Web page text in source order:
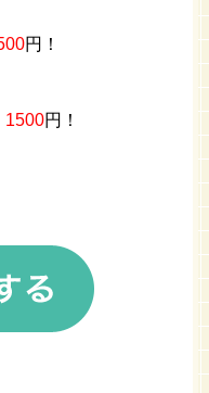
円！
1500円！